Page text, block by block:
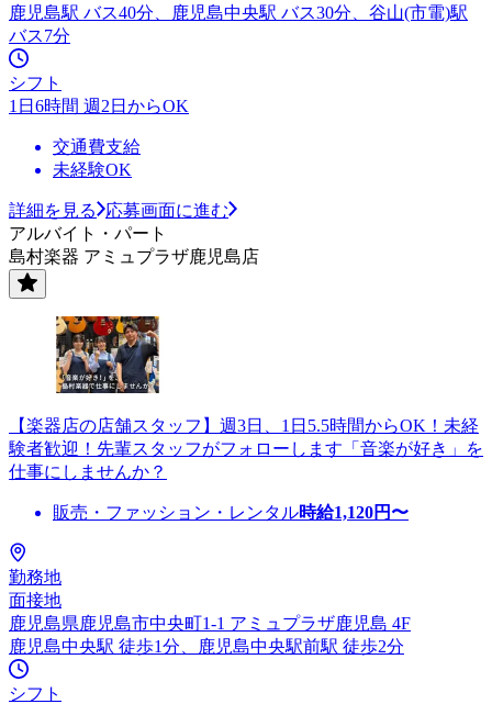
鹿児島駅 バス40分、鹿児島中央駅 バス30分、谷山(市電)駅
バス7分
シフト
1日6時間 週2日からOK
交通費支給
未経験OK
詳細を見る
応募画面に進む
アルバイト・パート
島村楽器 アミュプラザ鹿児島店
【楽器店の店舗スタッフ】週3日、1日5.5時間からOK！未経
験者歓迎！先輩スタッフがフォローします「音楽が好き」を
仕事にしませんか？
販売・ファッション・レンタル時給1,120円〜
勤務地
面接地
鹿児島県鹿児島市中央町1-1 アミュプラザ鹿児島 4F
鹿児島中央駅 徒歩1分、鹿児島中央駅前駅 徒歩2分
シフト